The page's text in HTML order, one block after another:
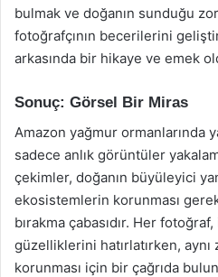
bulmak ve doğanın sunduğu
fotoğrafçının becerilerini
arkasında bir hikaye ve emek
Sonuç: Görsel Bir Miras
Amazon yağmur ormanlarında
sadece anlık görüntüler
çekimler, doğanın büyüleyici
ekosistemlerin korunması
bırakma çabasıdır. Her
güzelliklerini hatırlatırken,
korunması için bir çağrıda